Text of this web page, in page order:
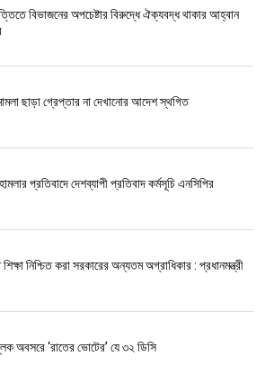
বিভাজনের অপচেষ্টার বিরুদ্ধে ঐক্যবদ্ধ থাকার আহ্বান
মামলা ছাড়া গ্রেপ্তার না দেখানোর আদেশ স্থগিত
প্রতিবাদে দেশব্যাপী প্রতিবাদ কর্মসূচি এনসিপির
নিশ্চিত করা সরকারের অন্যতম অগ্রাধিকার : প্রধানমন্ত্রী
অবসরে ‘রাতের ভোটের’ যে ৩২ ডিসি